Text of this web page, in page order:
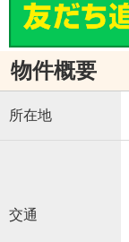
物件概要
所在地
交通